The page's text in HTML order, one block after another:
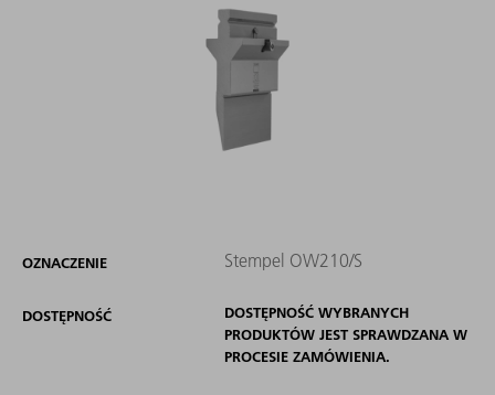
OZNACZENIE Stempel OW210/S
DOSTĘPNOŚĆ
DOSTĘPNOŚĆ WYBRANYCH
PRODUKTÓW JEST SPRAWDZANA W
PROCESIE ZAMÓWIENIA.